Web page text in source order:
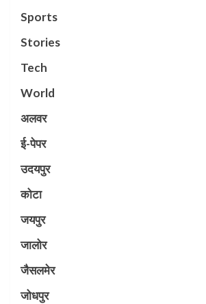
Sports
Stories
Tech
World
अलवर
ई-पेपर
उदयपुर
कोटा
जयपुर
जालोर
जैसलमेर
जोधपुर